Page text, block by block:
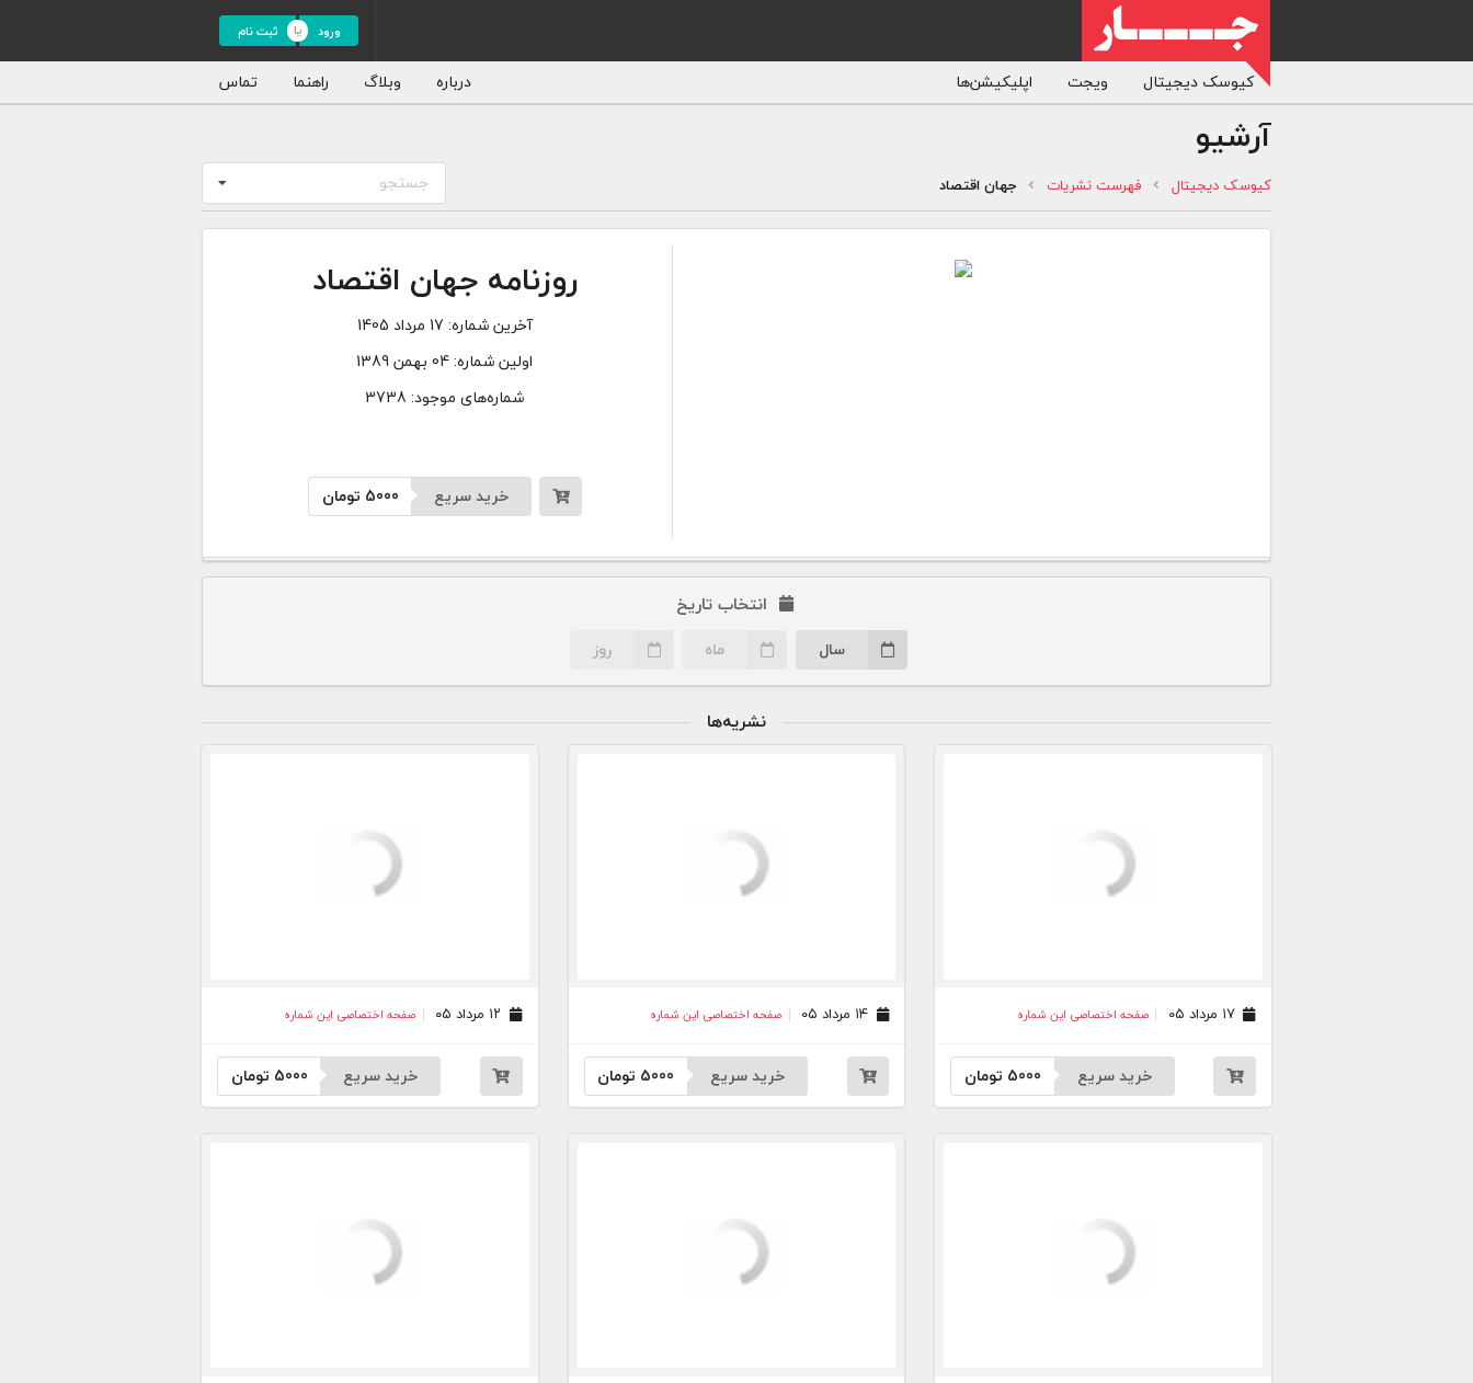
ورود ثبت نام
کیوسک دیجیتال ویجت اپلیکیشن‌ها درباره وبلاگ راهنما تماس
آرشیو
کیوسک دیجیتال فهرست نشریات جهان اقتصاد جستجو
روزنامه جهان اقتصاد
آخرین شماره: 17 مرداد 1405
اولین شماره:04 بهمن 1389
شماره‌های موجود: 3738
خرید سریع 5000 تومان
انتخاب تاریخ
سال ماه روز
نشریه‌ها
۱۷ مرداد ۰۵ صفحه اختصاصی این شماره
خرید سریع 5000 تومان
صفحه اختصاصی این شماره
خرید سریع 5000 تومان
صفحه اختصاصی این شماره
خرید سریع 5000 تومان